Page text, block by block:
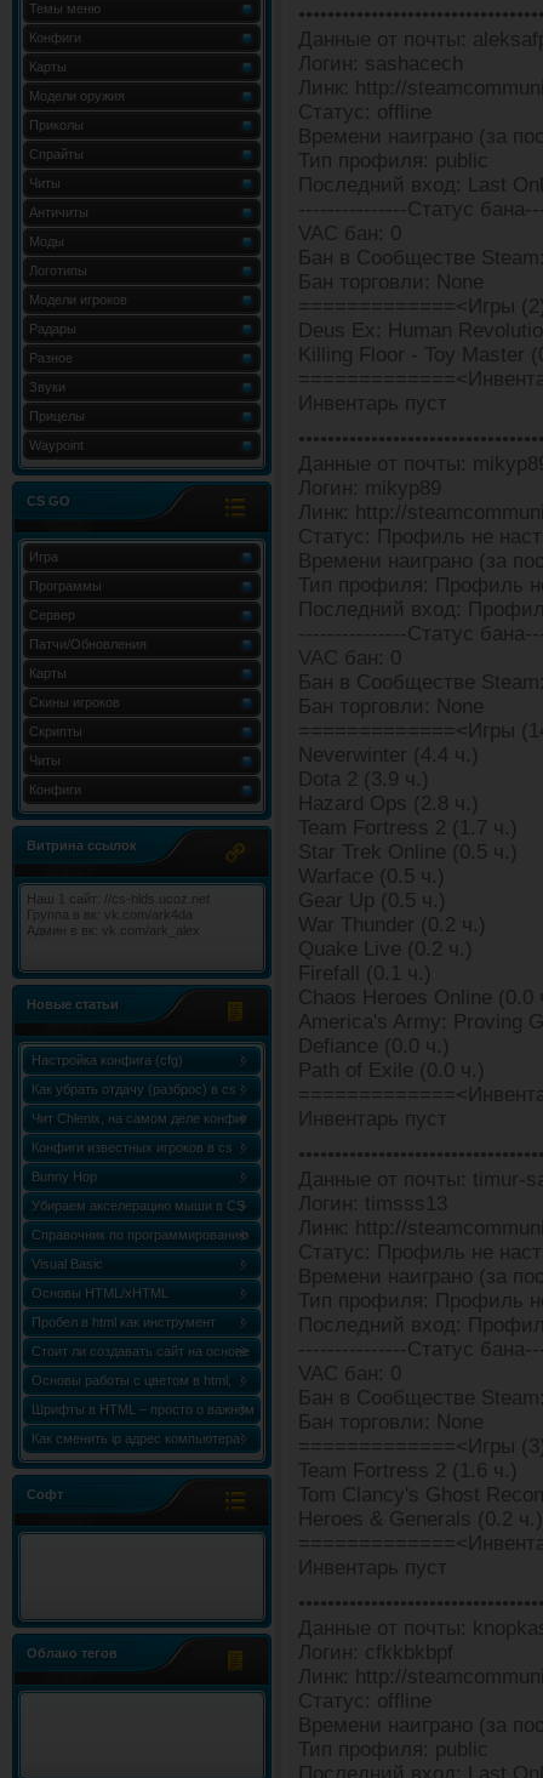
Темы меню
Конфиги
Карты
Модели оружия
Приколы
Спрайты
Читы
Античиты
Моды
Логотипы
Модели игроков
Радары
Разное
Звуки
Прицелы
Waypoint
CS GO
Игра
Программы
Сервер
Патчи/Обновления
Карты
Скины игроков
Скрипты
Читы
Конфиги
Витрина ссылок
Наш 1 сайт: //cs-hlds.ucoz.net
Группа в вк: vk.com/ark4da
Админ в вк: vk.com/ark_alex
Новые статьи
Настройка конфига (cfg)
Как убрать отдачу (разброс) в cs
1.6
Чит Chlenix, на самом деле конфиг
Chlenix.cfg, для knife!
Конфиги известных игроков в cs
Bunny Hop
Убираем акселерацию мыши в CS
Справочник по программированию
«Сборник статей по C++ (C++
World)»
Visual Basic
Основы HTML/xHTML
Пробел в html как инструмент
форматирования
Стоит ли создавать сайт на основе
html шаблона?
Основы работы с цветом в html,
таблица и коды цветов
Шрифты в HTML – просто о важном
Как сменить ip адрес компьютера
Windows 7
Софт
Облако тегов
Данные от почты:
Логин: sashacech
Линк: http://
Статус: offline
Времени наиграно (за
Тип профиля: public
Последний вход: Last
---------------Статус
VAC бан: 0
Бан в Сообществе
Бан торговли: None
=============<Игры
Deus Ex: Human
Killing Floor - Toy Master
Инвентарь пуст
Данные от почты:
Логин: mikyp89
Линк: http://
Статус: Профиль не
Времени наиграно (за
Тип профиля: Профиль
Последний вход:
---------------Статус
VAC бан: 0
Бан в Сообществе
Бан торговли: None
=============<Игры
Neverwinter (4.4 ч.)
Dota 2 (3.9 ч.)
Hazard Ops (2.8 ч.)
Team Fortress 2 (1.7 ч.)
Star Trek Online (0.5 ч.)
Warface (0.5 ч.)
Gear Up (0.5 ч.)
War Thunder (0.2 ч.)
Quake Live (0.2 ч.)
Firefall (0.1 ч.)
Chaos Heroes Online (0.0
America's Army: Proving
Defiance (0.0 ч.)
Path of Exile (0.0 ч.)
Инвентарь пуст
Данные от почты: timur-
Логин: timsss13
Линк: http://
Статус: Профиль не
Времени наиграно (за
Тип профиля: Профиль
Последний вход:
---------------Статус
VAC бан: 0
Бан в Сообществе
Бан торговли: None
=============<Игры
Team Fortress 2 (1.6 ч.)
Tom Clancy's Ghost
Heroes & Generals (0.2 ч.)
Инвентарь пуст
Данные от почты:
Логин: cfkkbkbpf
Линк: http://
Статус: offline
Времени наиграно (за
Тип профиля: public